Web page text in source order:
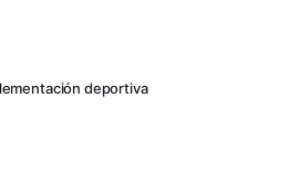
deportiva